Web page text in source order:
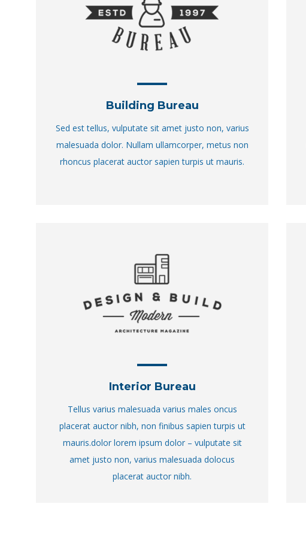
Building Bureau
Sed est tellus, vulputate sit amet justo non, varius
malesuada dolor. Nullam ullamcorper, metus non
rhoncus placerat auctor sapien turpis ut mauris.
Interior Bureau
Tellus varius malesuada varius males oncus
placerat auctor nibh, non finibus sapien turpis ut
mauris.dolor lorem ipsum dolor – vulputate sit
amet justo non, varius malesuada dolocus
placerat auctor nibh.